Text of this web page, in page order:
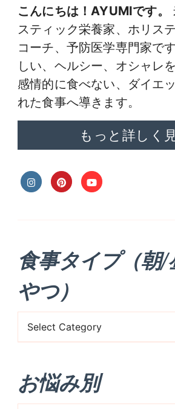
こんにちは！AYUMIです。
スティック栄養家、ホリス
コーチ、予防医学専門家で
しい、ヘルシー、オシャレ
感情的に食べない、ダイエ
れた食事へ導きます。
もっと詳しく
食事タイプ（朝
やつ）
事
イ
プ
お悩み別